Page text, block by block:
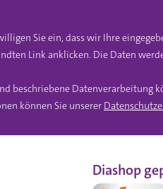
Sie ein, dass wir Ihre
Link anklicken. Die Daten
beschriebene Datenverarbeitung
können Sie unserer
Diashop